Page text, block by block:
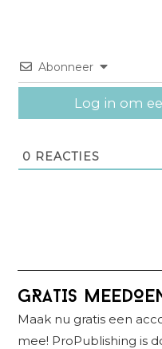
Abonneer
Log in om
0 REACTIES
Primaire
Sidebar
GRATIS
Maak nu gratis een
mee! ProPublishing is